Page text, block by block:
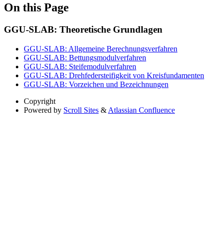
On this Page
GGU-SLAB: Theoretische Grundlagen
GGU-SLAB: Allgemeine Berechnungsverfahren
GGU-SLAB: Bettungsmodulverfahren
GGU-SLAB: Steifemodulverfahren
GGU-SLAB: Drehfedersteifigkeit von Kreisfundamenten
GGU-SLAB: Vorzeichen und Bezeichnungen
Copyright
Powered by Scroll Sites & Atlassian Confluence